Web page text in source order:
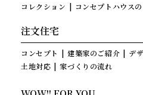
コレクション コンセプトハウス
注文住宅
コンセプト 建築家のご紹介 デ
土地対応
家づくりの流れ